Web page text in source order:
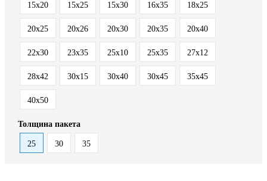
15x20 15x25 15x30 16x35 18x25
20x25 20x26 20x30 20x35 20x40
22x30 23x35 25x10 25x35 27x12
28x42 30x15 30x40 30x45 35x45
40x50
Толщина пакета
25 30 35